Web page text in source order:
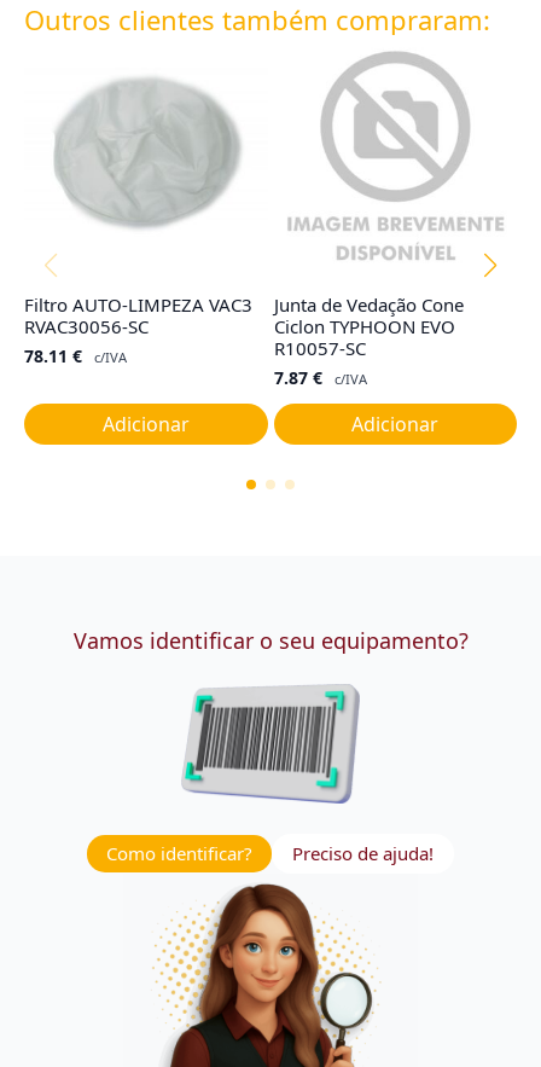
Outros clientes também compraram:
Filtro AUTO-LIMPEZA VAC3
RVAC30056-SC
78.11 € c/IVA
Adicionar
Junta de Vedação Cone
Ciclon TYPHOON EVO
R10057-SC
7.87 € c/IVA
Adicionar
Vamos identificar o seu equipamento?
Como identificar? Preciso de ajuda!